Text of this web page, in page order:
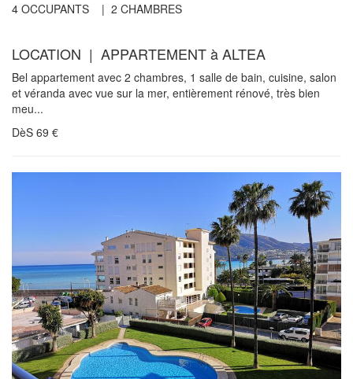
4 OCCUPANTS | 2 CHAMBRES
LOCATION | APPARTEMENT à ALTEA
Bel appartement avec 2 chambres, 1 salle de bain, cuisine, salon
et véranda avec vue sur la mer, entièrement rénové, très bien
meu...
DèS 69 €